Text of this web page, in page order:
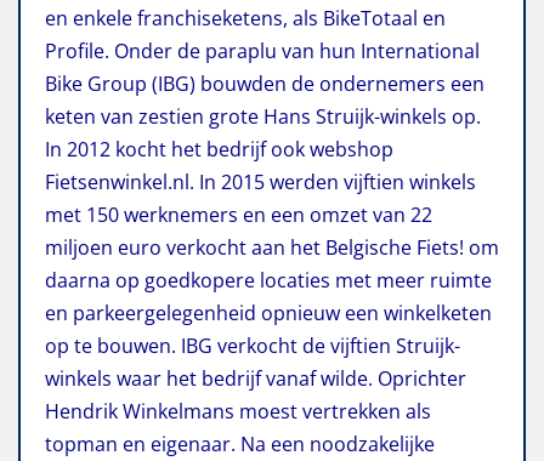
en enkele franchiseketens, als BikeTotaal en
Profile. Onder de paraplu van hun International
Bike Group (IBG) bouwden de ondernemers een
keten van zestien grote Hans Struijk-winkels op.
In 2012 kocht het bedrijf ook webshop
Fietsenwinkel.nl. In 2015 werden vijftien winkels
met 150 werknemers en een omzet van 22
miljoen euro verkocht aan het Belgische Fiets! om
daarna op goedkopere locaties met meer ruimte
en parkeergelegenheid opnieuw een winkelketen
op te bouwen. IBG verkocht de vijftien Struijk-
winkels waar het bedrijf vanaf wilde. Oprichter
Hendrik Winkelmans moest vertrekken als
topman en eigenaar. Na een noodzakelijke